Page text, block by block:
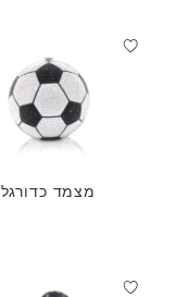
מצמד כדורגל